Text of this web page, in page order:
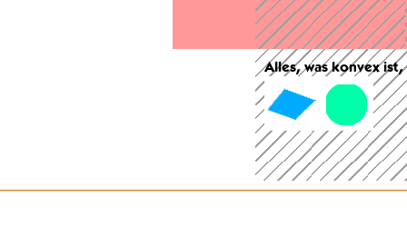
Alles, was konvex